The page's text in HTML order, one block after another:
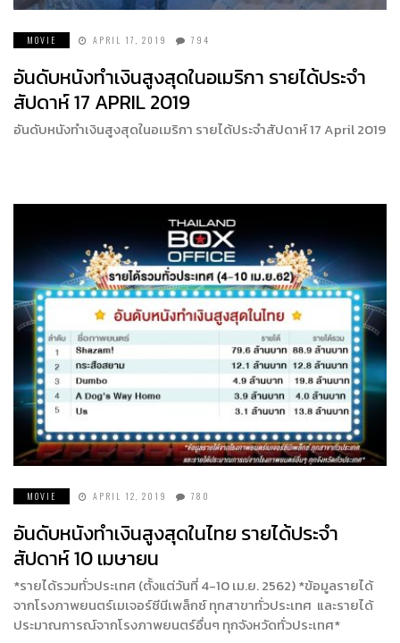
MOVIE APRIL 17, 2019 794
อันดับหนังทำเงินสูงสุดในอเมริกา รายได้ประจำ
สัปดาห์ 17 APRIL 2019
อันดับหนังทำเงินสูงสุดในอเมริกา รายได้ประจำสัปดาห์ 17 April 2019
MOVIE APRIL 12, 2019 780
อันดับหนังทำเงินสูงสุดในไทย รายได้ประจำ
สัปดาห์ 10 เมษายน
*รายได้รวมทั่วประเทศ (ตั้งแต่วันที่ 4-10 เม.ย. 2562) *ข้อมูลรายได้
จากโรงภาพยนตร์เมเจอร์ซีนีเพล็กซ์ ทุกสาขาทั่วประเทศ และรายได้
ประมาณการณ์จากโรงภาพยนตร์อื่นๆ ทุกจังหวัดทั่วประเทศ*